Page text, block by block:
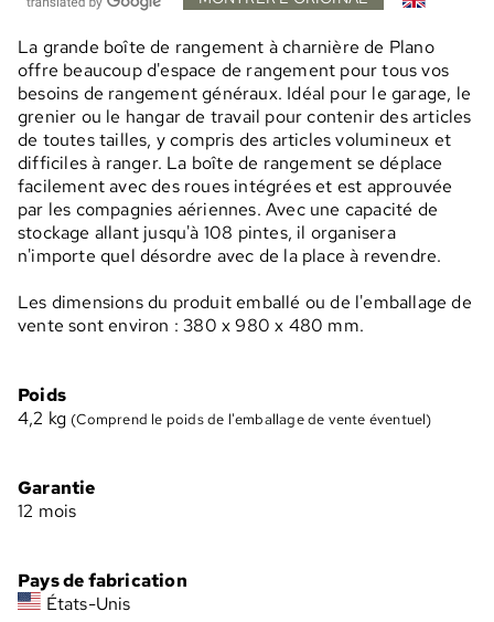
La grande boîte de rangement à charnière de Plano
offre beaucoup d'espace de rangement pour tous vos
besoins de rangement généraux. Idéal pour le garage, le
grenier ou le hangar de travail pour contenir des articles
de toutes tailles, y compris des articles volumineux et
difficiles à ranger. La boîte de rangement se déplace
facilement avec des roues intégrées et est approuvée
par les compagnies aériennes. Avec une capacité de
stockage allant jusqu'à 108 pintes, il organisera
n'importe quel désordre avec de la place à revendre.
Les dimensions du produit emballé ou de l'emballage de
vente sont environ : 380 x 980 x 480 mm.
Poids
4,2 kg (Comprend le poids de l'emballage de vente éventuel)
Garantie
12 mois
Pays de fabrication
États-Unis